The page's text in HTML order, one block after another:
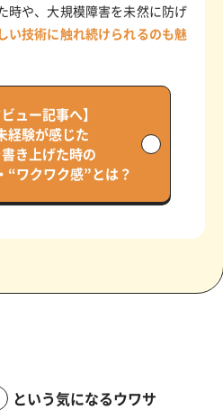
時や、大規模障害を未然に防げ
い技術に触れ続けられるのも魅
ビュー記事へ】
経験が感じた
き上げた時の
“ワクワク感”とは？
という気になるウワサ